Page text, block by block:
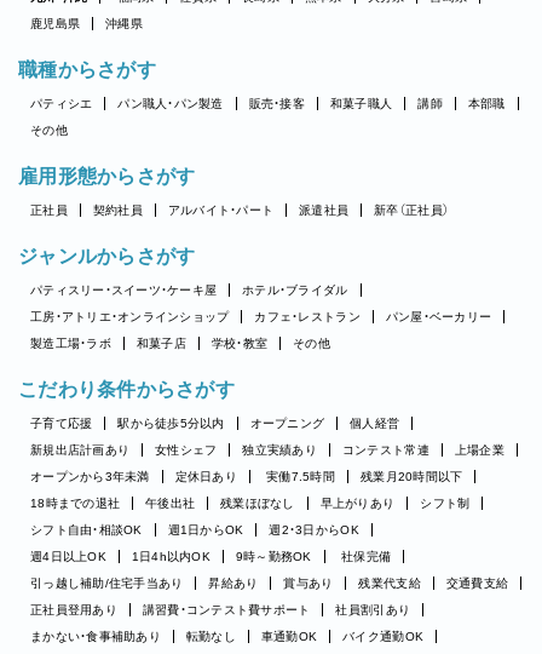
鹿児島県
沖縄県
職種からさがす
パティシエ パン職人・パン製造 販売・接客 和菓子職人 講師
本部職
その他
雇用形態からさがす
正社員 契約社員 アルバイト・パート 派遣社員 新卒（正社員）
ジャンルからさがす
パティスリー・スイーツ・ケーキ屋
ホテル・ブライダル
工房・アトリエ・オンラインショップ
カフェ・レストラン
パン屋・ベーカリー
製造工場・ラボ
和菓子店 学校・教室 その他
こだわり条件からさがす
子育て応援 駅から徒歩5分以内 オープニング
個人経営
新規出店計画あり
女性シェフ 独立実績あり コンテスト常連
上場企業
オープンから3年未満
定休日あり 実働7.5時間
残業月20時間以下
18時までの退社
午後出社 残業ほぼなし 早上がりあり
シフト制
シフト自由・相談OK
週1日からOK
週2・3日からOK
週4日以上OK
1日4h以内OK 9時～勤務OK
社保完備
引っ越し補助/住宅手当あり
昇給あり 賞与あり 残業代支給
交通費支給
正社員登用あり
講習費・コンテスト費サポート
社員割引あり
まかない・食事補助あり
転勤なし 車通勤OK
バイク通勤OK